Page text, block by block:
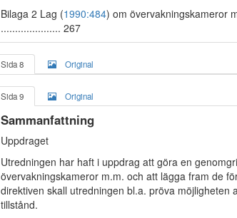
Bilaga 2 Lag (1990:484) om övervakningskameror
..................... 267
Sida 8 Original
Sida 9 Original
Sammanfattning
Uppdraget
Utredningen har haft i uppdrag att göra en
övervakningskameror m.m. och att lägga fram de
direktiven skall utredningen bl.a. pröva möjligheten
tillstånd.